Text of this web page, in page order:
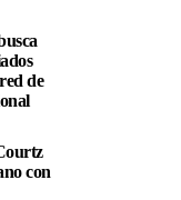
de
con